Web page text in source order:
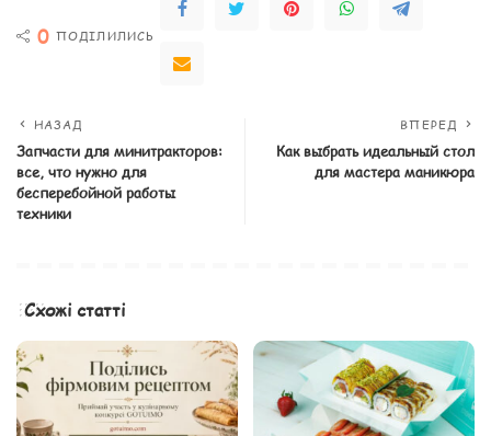
0 ПОДІЛИЛИСЬ
НАЗАД
Запчасти для минитракторов:
все, что нужно для
бесперебойной работы
техники
ВПЕРЕД
Как выбрать идеальный стол
для мастера маникюра
Схожі статті